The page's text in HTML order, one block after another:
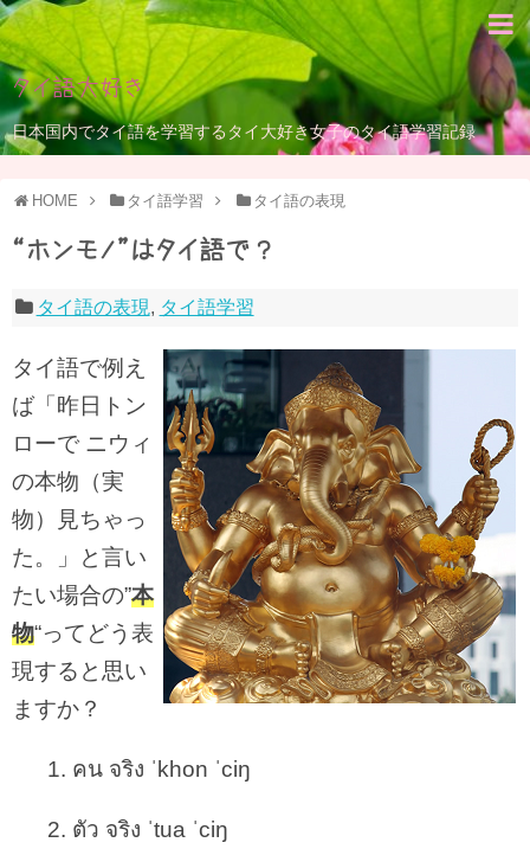
タイ語大好き
日本国内でタイ語を学習するタイ大好き女子のタイ語学習記録
HOME タイ語学習 タイ語の表現
“ホンモノ”はタイ語で？
タイ語の表現, タイ語学習
タイ語で例え
ば「昨日トン
ローで ニウィ
の本物（実
物）見ちゃっ
た。」と言い
たい場合の”本
物“ってどう表
現すると思い
ますか？
1. คน จริง ˈkhon ˈciŋ
2. ตัว จริง ˈtua ˈciŋ